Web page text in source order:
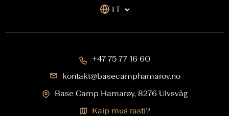
LT
+47 75 77 16 60
kontakt@basecamphamaroy.no
Base Camp Hamarøy, 8276 Ulvsvåg
Kaip mus rasti?